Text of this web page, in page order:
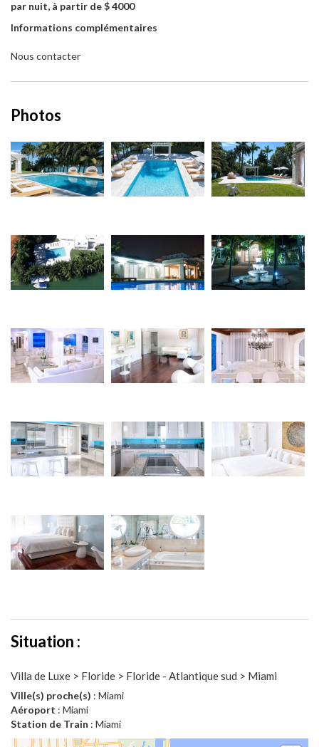
par nuit, à partir de $ 4000
Informations complémentaires
Nous contacter
Photos
Situation :
Villa de Luxe > Floride > Floride - Atlantique sud > Miami
Ville(s) proche(s) : Miami
Aéroport : Miami
Station de Train : Miami